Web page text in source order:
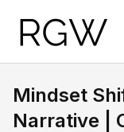
Mindset
Narrative |